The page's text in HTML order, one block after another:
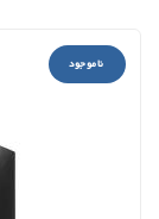
ناموجود